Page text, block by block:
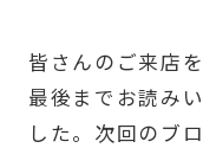
皆さんのご来店
最後までお読み
した。次回のブ